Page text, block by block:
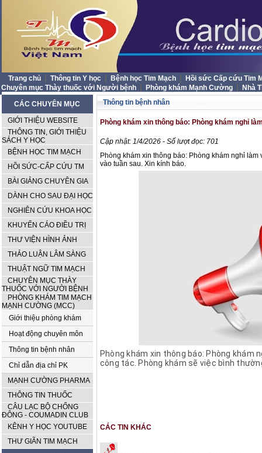
Trang chủ Thông tin Y học Bệnh học Tim Mạch
Hồi sức Cấp cứu Tim
Chuyên mục Thày thuốc với Người bệnh
Phòng khám Mạnh Cường
Nhà
CÁC CHUYÊN MỤC
GIỚI THIỆU WEBSITE
THÔNG TIN, GIỚI THIỆU
SÁCH Y HỌC
BỆNH HỌC TIM MẠCH
HỒI SỨC-CẤP CỨU TM
BÀI GIẢNG CHUYÊN GIA
DÀNH CHO SAU ĐẠI HỌC
NGHIÊN CỨU KHOA HỌC
KHUYẾN CÁO ĐIỀU TRỊ
THƯ VIỆN HÌNH ẢNH
THẢO LUẬN LÂM SÀNG
THUẬT NGỮ TIM MẠCH
CHUYÊN MỤC THÀY
THUỐC VỚI NGƯỜI BỆNH
PHÒNG KHÁM TIM MẠCH
MẠNH CƯỜNG (MCC)
Giới thiệu phòng khám
Hoạt động chuyên môn
Thông tin bệnh nhân
Chỉ dẫn địa chỉ PK
MẠNH CƯỜNG PHARMA
THÔNG TIN THUỐC
CÂU LẠC BỘ CHỐNG
ĐÔNG - COUMADIN CLUB
KÊNH Y HỌC YOUTUBE
THƯ GIÃN TIM MẠCH
Thông tin bệnh nhân
Phòng khám xin thông báo: Phòng khám nghỉ
Cập nhật: 1/4/2026 - Số lượt đọc: 701
Phòng khám xin thông báo: Phòng khám nghỉ
vào tuần sau. Xin kính báo.
Phòng khám xin thông báo: Phòng khám
công tác. Phòng khám sẽ việc bình
CÁC TIN KHÁC